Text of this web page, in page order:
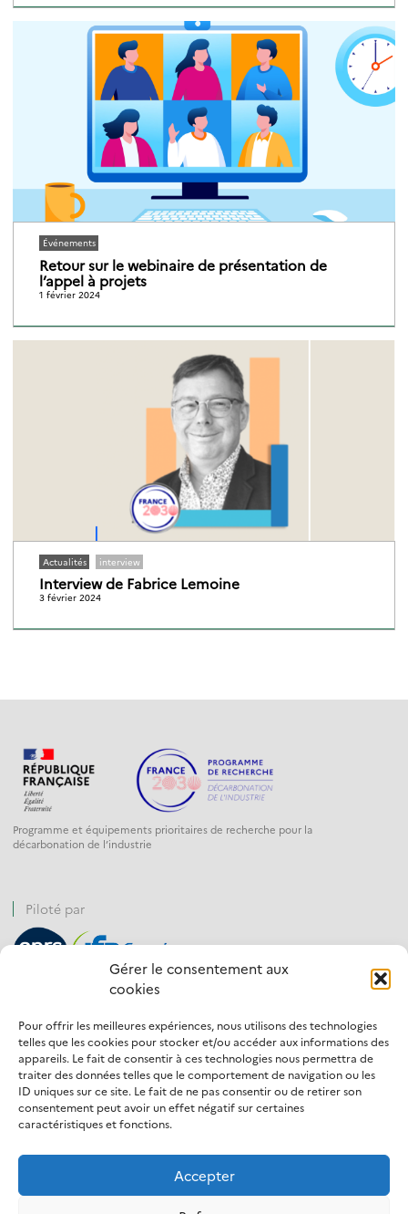
Gérer le consentement aux
cookies
Pour offrir les meilleures expériences, nous utilisons des technologies
telles que les cookies pour stocker et/ou accéder aux informations des
appareils. Le fait de consentir à ces technologies nous permettra de
traiter des données telles que le comportement de navigation ou les
ID uniques sur ce site. Le fait de ne pas consentir ou de retirer son
consentement peut avoir un effet négatif sur certaines
caractéristiques et fonctions.
Accepter
Événements
Retour sur le webinaire de présentation de
l’appel à projets
1 février 2024
Actualités interview
Interview de Fabrice Lemoine
3 février 2024
Programme et équipements prioritaires de recherche pour la
décarbonation de l’industrie
Piloté par
Opéré par